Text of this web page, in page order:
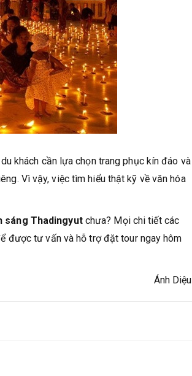
khách cần lựa chọn trang phục kín đáo và
Vì vậy, việc tìm hiểu thật kỹ về văn hóa
sáng Thadingyutchưa? Mọi chi tiết các
được tư vấn và hỗ trợ đặt tour ngay hôm
Ánh Diệu